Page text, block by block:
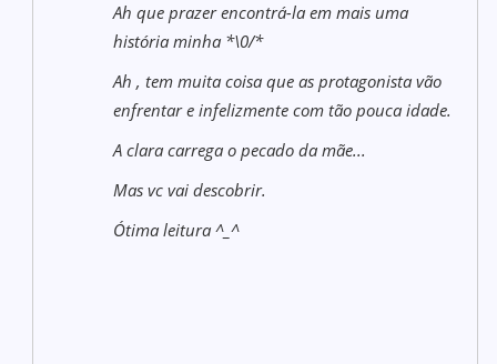
Ah que prazer encontrá-la em mais uma
história minha *\0/*
Ah , tem muita coisa que as protagonista vão
enfrentar e infelizmente com tão pouca idade.
A clara carrega o pecado da mãe...
Mas vc vai descobrir.
Ótima leitura ^_^